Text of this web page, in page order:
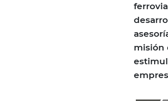
misión